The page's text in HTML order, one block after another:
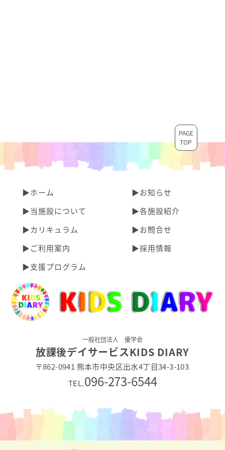
▶︎ホーム
▶︎当施設について
▶︎カリキュラム
▶︎ご利用案内
▶︎支援プログラム
▶︎お知らせ
▶︎各施設紹介
▶︎お問合せ
▶︎採用情報
一般社団法人 優学会
放課後デイサービスKIDS DIARY
〒862-0941 熊本市中央区出水4丁目34-3-103
TEL.096-273-6544
PAGE
TOP